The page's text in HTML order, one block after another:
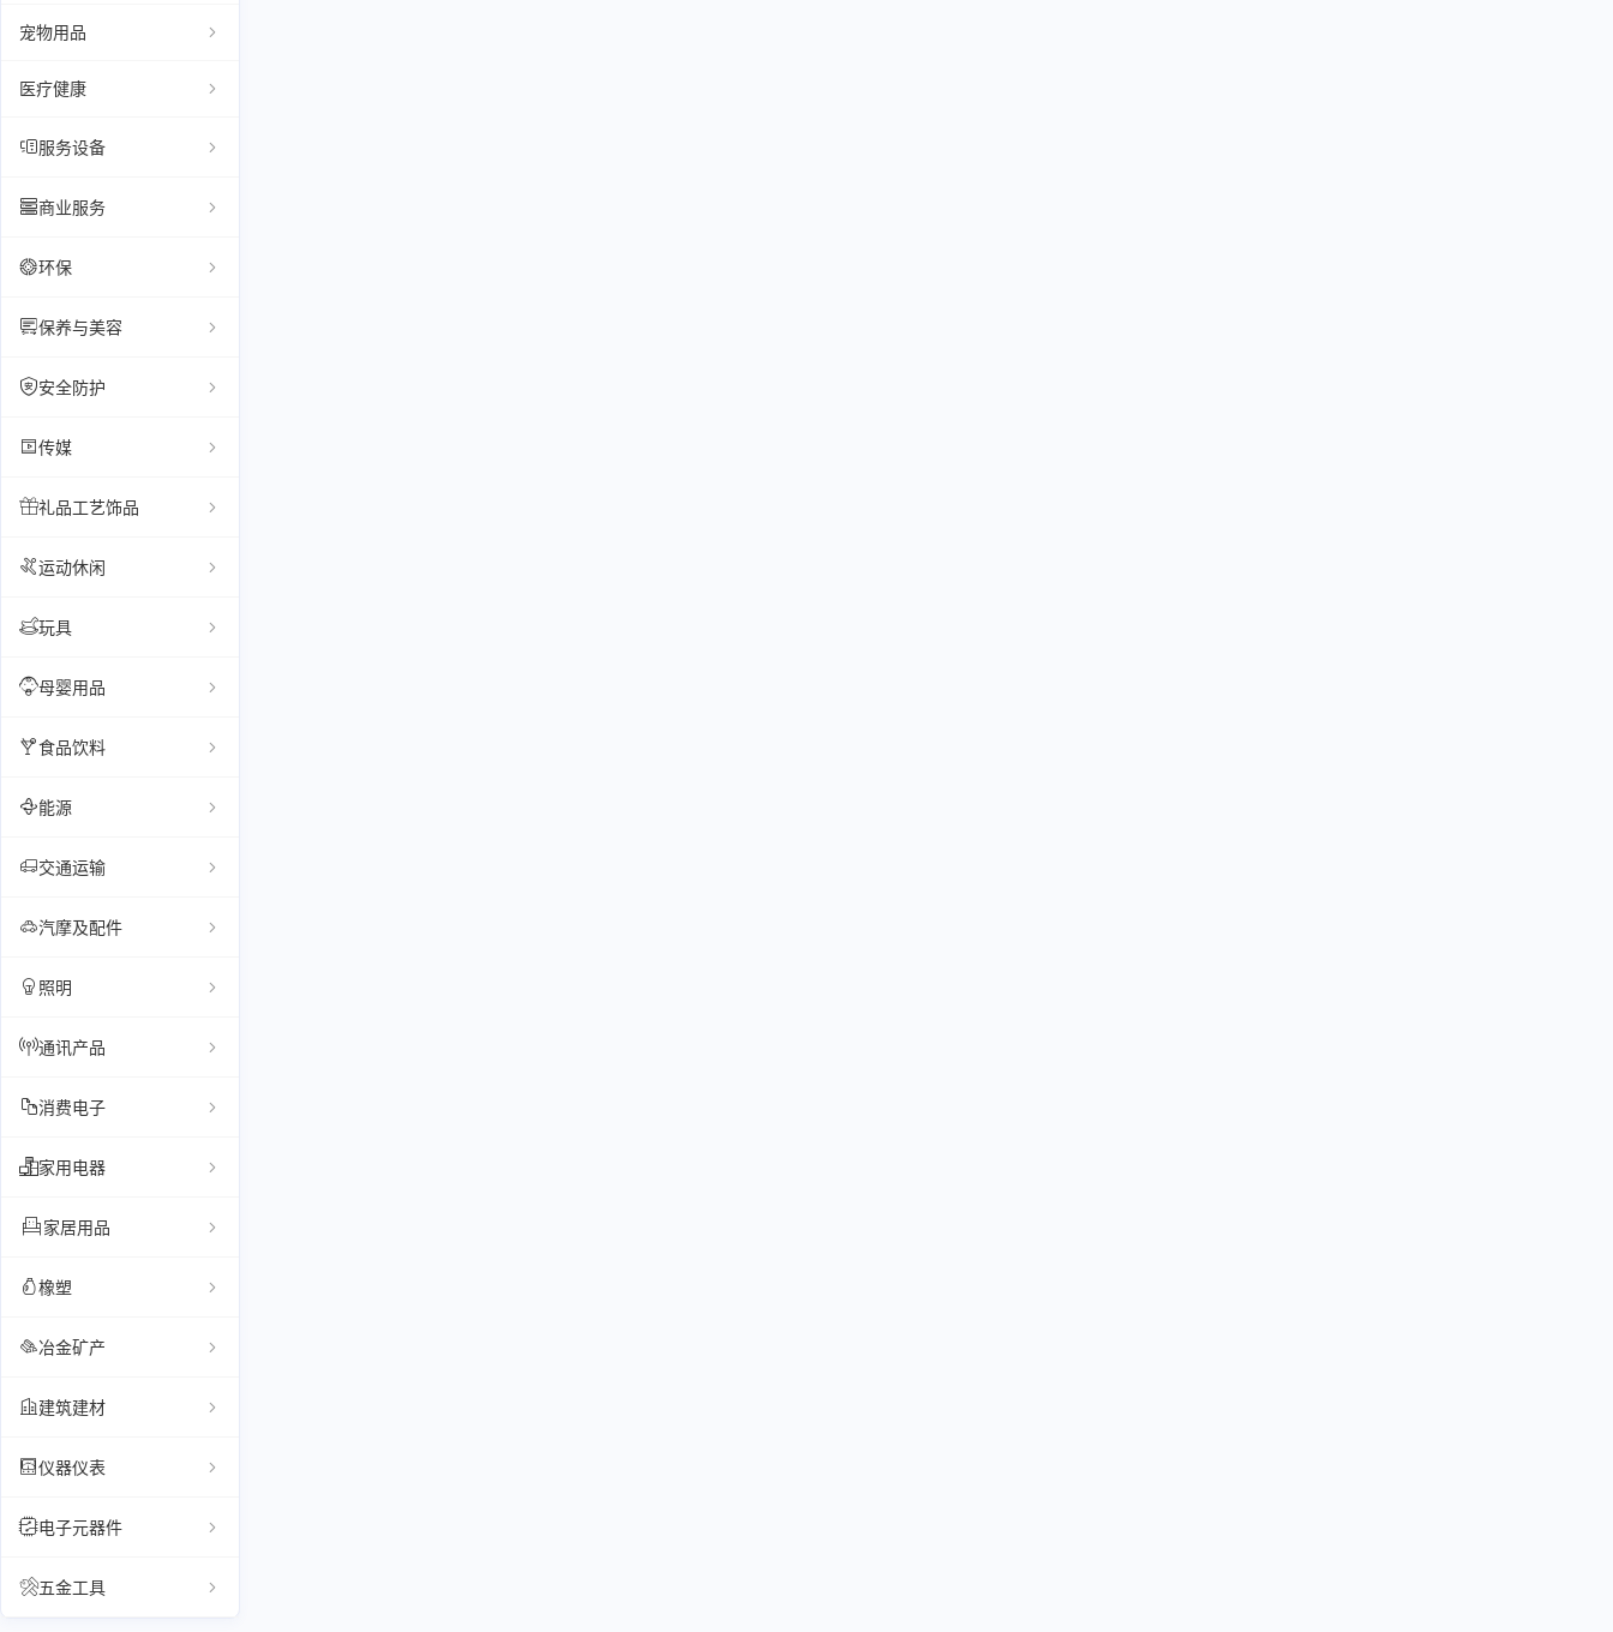
宠物用品
医疗健康
服务设备
商业服务
环保
保养与美容
安全防护
传媒
礼品工艺饰品
运动休闲
玩具
母婴用品
食品饮料
能源
交通运输
汽摩及配件
照明
通讯产品
消费电子
家用电器
家居用品
橡塑
冶金矿产
建筑建材
仪器仪表
电子元器件
五金工具